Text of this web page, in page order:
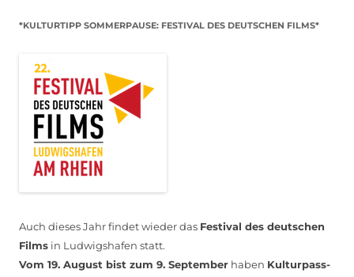
*KULTURTIPP SOMMERPAUSE: FESTIVAL DES DEUTSCHEN FILMS*
Auch dieses Jahr findet wieder das Festival des deutschen
Films in Ludwigshafen statt.
Vom 19. August bist zum 9. September haben Kulturpass-